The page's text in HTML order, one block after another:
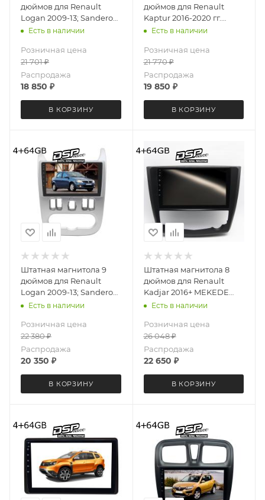
дюймов для Renault
Logan 2009-13; Sandero
2009-14 LeTrun 3732-
QLED 6+128 Gb
Есть в наличии
Розничная цена
21 701₽
Распродажа
18 850 ₽
В КОРЗИНУ
дюймов для Renault
Kaptur 2016-2020 гг.
MEKEDE X20-W 3259-
8 ядер Unisoc 9863A DSP
Есть в наличии
Розничная цена
21 770₽
Распродажа
19 850 ₽
В КОРЗИНУ
Штатная магнитола 9
дюймов для Renault
Logan 2009-13; Sandero
2009-14 MEKEDE X20-W
4+64 Gb 8 ядер Unisoc
9863A DSP
Есть в наличии
Розничная цена
22 380₽
Распродажа
20 350 ₽
В КОРЗИНУ
Штатная магнитола 8
дюймов для Renault
Kadjar 2016+ MEKEDE
X20-PRO 4033-6481
4+64 Gb 8 ядер
Есть в наличии
Розничная цена
26 048₽
Распродажа
22 650 ₽
В КОРЗИНУ